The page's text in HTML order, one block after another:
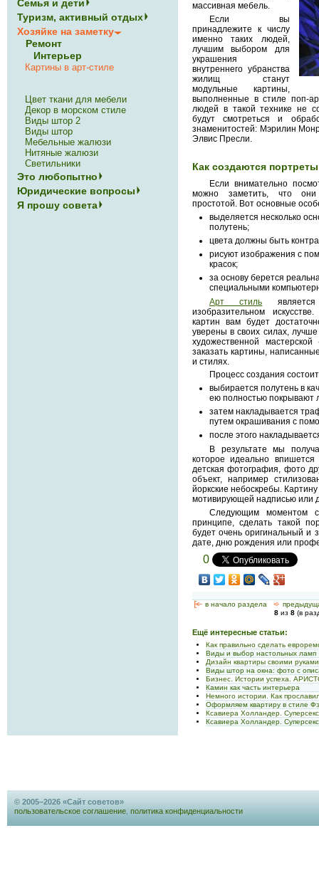
массивная мебель.
Если вы
принадлежите к числу
именно таких людей,
лучшим выбором для
украшения
внутреннего убранства
жилищ станут
модульные картины,
выполненные в стиле поп-
людей в такой технике не
будут смотреться и
знаменитостей: Мэрилин
Элвис Пресли.
Как создаются
Если внимательно
можно заметить, что они
простотой. Вот основные
выделяется несколько
полутень;
цвета должны быть
рисуют изображения с
красок;
за основу берется
специальными
Арт стиль
изобразительном
картин вам будет
уверены в своих силах,
художественной
заказать картины,
и стилях.
Процесс создания
выбирается полутень в
ею полностью покрывают
затем накладывается
путем окрашивания с
после этого
В результате мы
которое идеально
детская фотография, фото
объект, например
йоркские небоскребы.
мотивирующей надписью или
Следующим моментом
принципе, сделать такой
будет очень оригинальный и
дате, дню рождения или
0
[<— в начало раздела <-
8 из 8 (в
Ещё интересные статьи:
Как правильно сделать
Виды и выбор настольных ламп
Дизайн квартиры своими руками
Виды штор на окна: фото с
Бизнес. Истории успеха.
Камин как часть интерьера
Немного истории. Как
Оформляем квартиру в стиле
Ксавиера Холландер. Суперсекс
Ксавиера Холландер. Суперсекс
Семья и дети
Туризм, активный отдых
Хозяйке на заметку
Ремонт
Интерьер
Картины в арт-стиле
Цвет ткани для мебели
Декор в морском стиле
Виды штор 2
Виды штор
Мебельные жалюзи
Нитяные жалюзи
Светильники
Это любопытно
Юридические вопросы
Я прошу совета
© 2005–2026 «Сайт советов»
пользовательское соглашение политика конфиденциальности